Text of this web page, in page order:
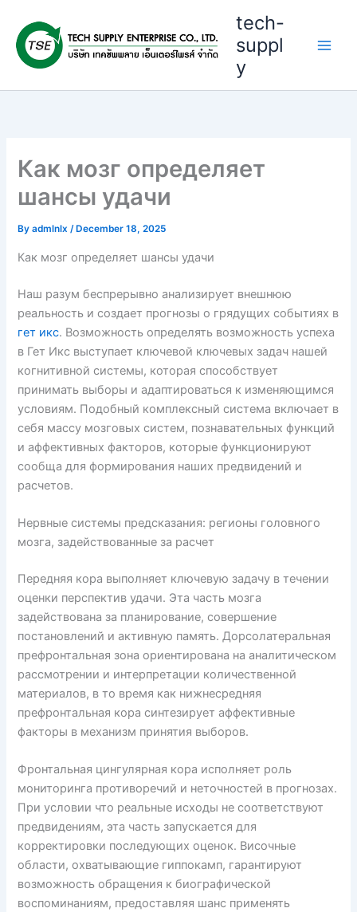
content
tech-
suppl
y
Как мозг определяет
шансы удачи
Byadmlnlx/ December 18, 2025
Как мозг определяет шансы удачи
Наш разум беспрерывно анализирует внешнюю
реальность и создает прогнозы о грядущих событиях в
гет икс. Возможность определять возможность успеха
в Гет Икс выступает ключевой ключевых задач нашей
когнитивной системы, которая способствует
принимать выборы и адаптироваться к изменяющимся
условиям. Подобный комплексный система включает в
себя массу мозговых систем, познавательных функций
и аффективных факторов, которые функционируют
сообща для формирования наших предвидений и
расчетов.
Нервные системы предсказания: регионы головного
мозга, задействованные за расчет
Передняя кора выполняет ключевую задачу в течении
оценки перспектив удачи. Эта часть мозга
задействована за планирование, совершение
постановлений и активную память. Дорсолатеральная
префронтальная зона ориентирована на аналитическом
рассмотрении и интерпретации количественной
материалов, в то время как нижнесредняя
префронтальная кора синтезирует аффективные
факторы в механизм принятия выборов.
Фронтальная цингулярная кора исполняет роль
мониторинга противоречий и неточностей в прогнозах.
При условии что реальные исходы не соответствуют
предвидениям, эта часть запускается для
корректировки последующих оценок. Височные
области, охватывающие гиппокамп, гарантируют
возможность обращения к биографической
воспоминаниям, предоставляя шанс применять